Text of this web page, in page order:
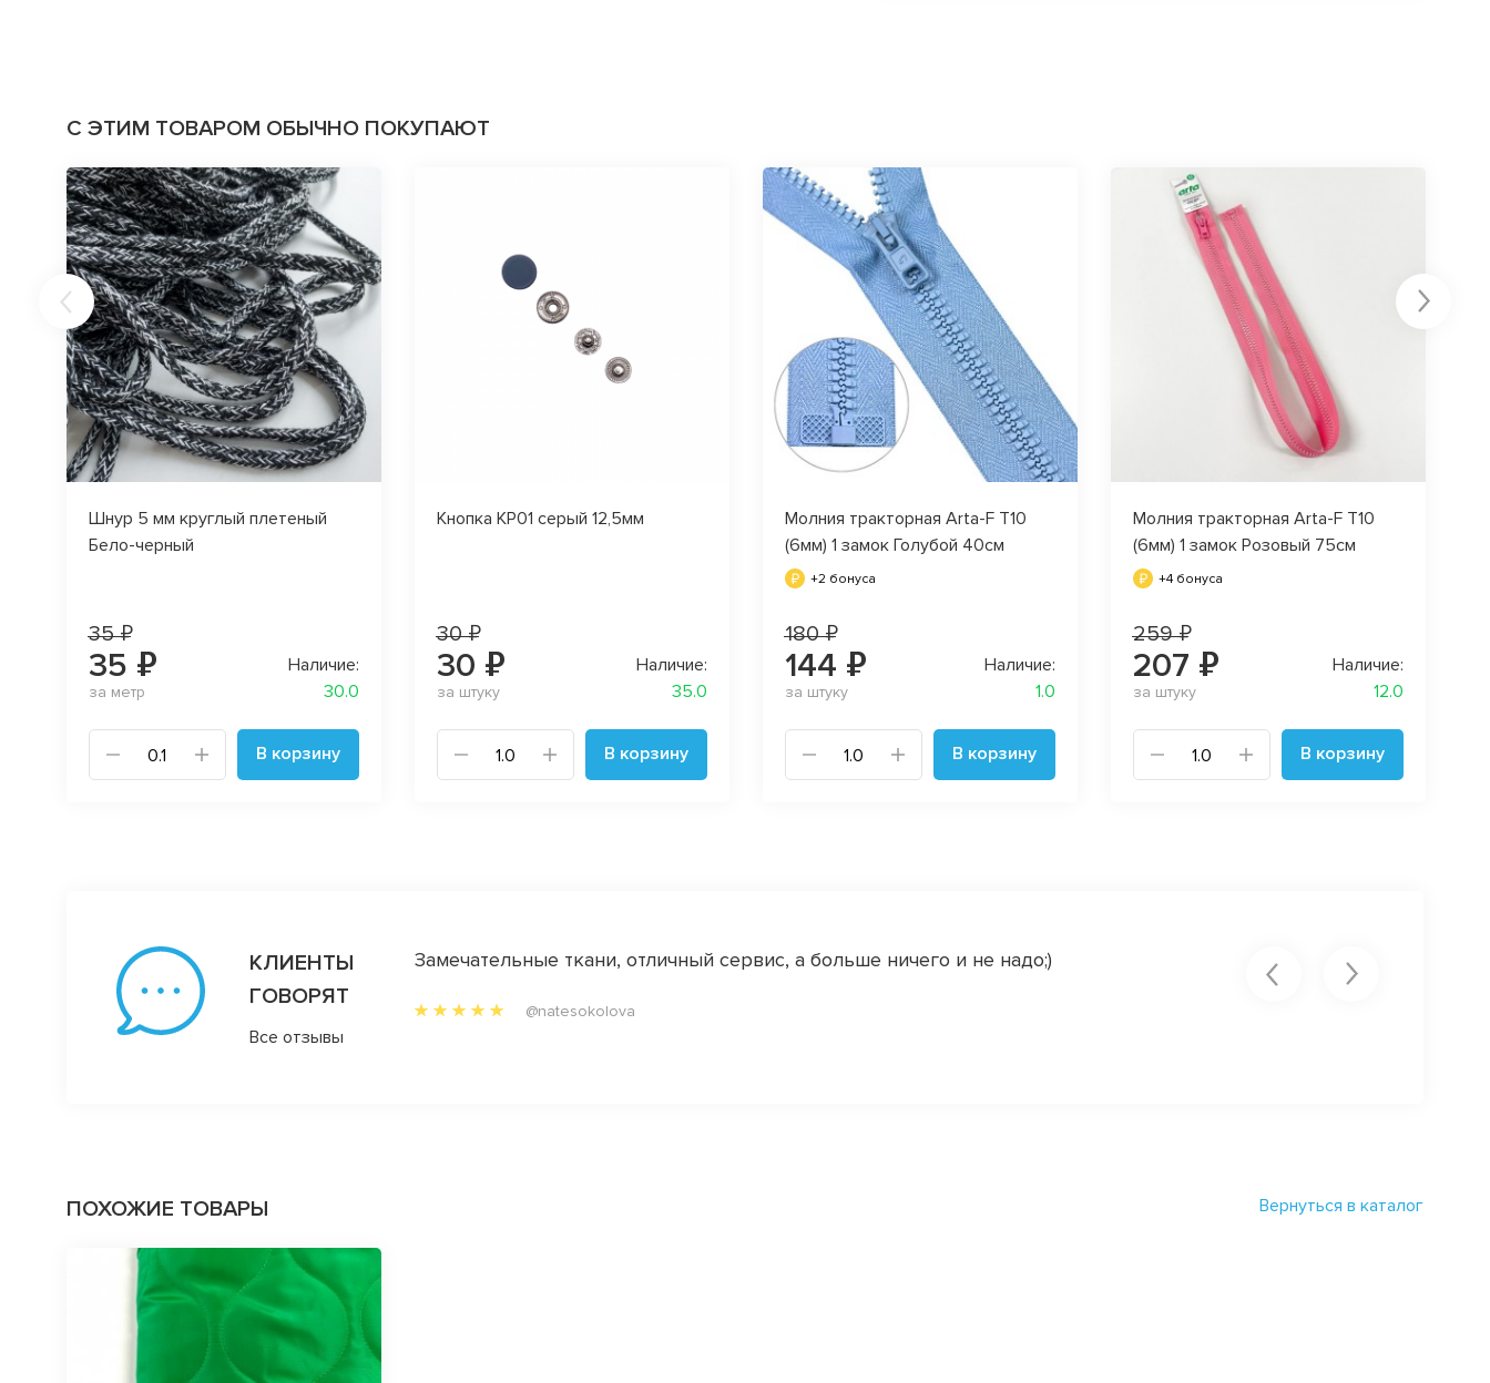
С ЭТИМ ТОВАРОМ ОБЫЧНО ПОКУПАЮТ
Шнур 5 мм круглый плетеный
Бело-черный
35 ₽
35 ₽
за метр
Наличие:
30.0
В корзину
Кнопка КР01 серый 12,5мм
30 ₽
30 ₽
за штуку
Наличие:
35.0
В корзину
Молния тракторная Arta-F T10
(6мм) 1 замок Голубой 40см
+2 бонуса
180 ₽
144 ₽
за штуку
Наличие:
1.0
В корзину
Молния тракторная Arta-F T10
(6мм) 1 замок Розовый 75см
+4 бонуса
259 ₽
207 ₽
за штуку
Наличие:
12.0
В корзину
КЛИЕНТЫ
ГОВОРЯТ
Все отзывы
онлайн), и я наконец-то осталась
предыдущие покупки в других. Сшила
за месяц, и это мой рекорд)) Спасибо
и очень оперативные и вежливые
Замечательные ткани, отличный сервис, а больше ничего и не надо;)
@natesokolova
Как же я люблю ваш магазин))
ПОХОЖИЕ ТОВАРЫ Вернуться в каталог